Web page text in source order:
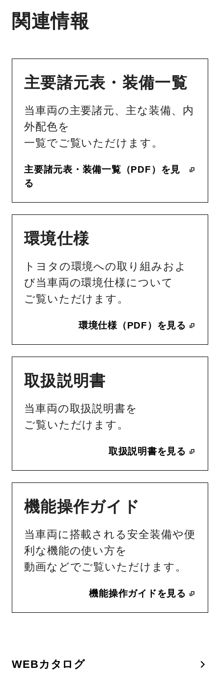
関連情報
主要諸元表・装備一覧
当車両の主要諸元、主な装備、内
外配色を
一覧でご覧いただけます。
主要諸元表・装備一覧（PDF）を見
る
環境仕様
トヨタの環境への取り組みおよ
び当車両の環境仕様について
ご覧いただけます。
環境仕様（PDF）を見る
取扱説明書
当車両の取扱説明書を
ご覧いただけます。
取扱説明書を見る
機能操作ガイド
当車両に搭載される安全装備や便
利な機能の使い方を
動画などでご覧いただけます。
機能操作ガイドを見る
WEBカタログ